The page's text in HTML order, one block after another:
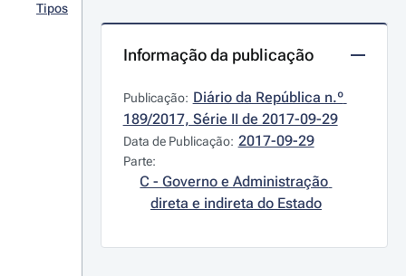
Tipos
Informação da publicação
Publicação: Diário da República n.º
189/2017, Série II de 2017-09-29
Data de Publicação: 2017-09-29
Parte:
C - Governo e Administração
direta e indireta do Estado